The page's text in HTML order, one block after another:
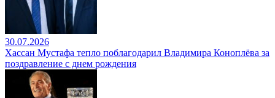
30.07.2026
Хассан Мустафа тепло поблагодарил Владимира Коноплёва за
поздравление с днем рождения